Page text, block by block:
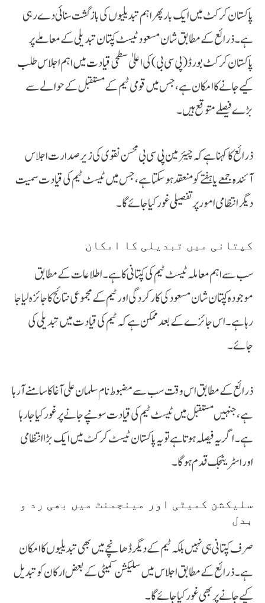
پاکستان کرکٹ میں ایک بار پھر اہم تبدیلیوں کی بازگشت سنائی دے رہی
ہے۔ ذرائع کے مطابق شان مسعود ٹیسٹ کپتان تبدیلی کے معاملے پر
پاکستان کرکٹ بورڈ (پی سی بی) کی اعلیٰ سطحی قیادت میں اہم اجلاس طلب
کیے جانے کا امکان ہے، جس میں قومی ٹیم کے مستقبل کے حوالے سے
بڑے فیصلے متوقع ہیں۔
ذرائع کا کہنا ہے کہ چیئرمین پی سی بی محسن نقوی کی زیر صدارت اجلاس
آئندہ جمعے یا ہفتے کو منعقد ہو سکتا ہے، جس میں ٹیسٹ ٹیم کی قیادت سمیت
دیگر انتظامی امور پر تفصیلی غور کیا جائے گا۔
کپتانی میں تبدیلی کا امکان
سب سے اہم معاملہ ٹیسٹ ٹیم کی کپتانی کا ہے۔ اطلاعات کے مطابق
موجودہ کپتان شان مسعود کی کارکردگی اور ٹیم کے مجموعی نتائج کا جائزہ لیا جا
رہا ہے۔ اس جائزے کے بعد ممکن ہے کہ ٹیم کی قیادت میں تبدیلی کی
جائے۔
ذرائع کے مطابق اس وقت سب سے مضبوط نام سلمان علی آغا کا سامنے آ رہا
ہے، جنہیں مستقبل میں ٹیسٹ ٹیم کی قیادت سونپے جانے پر غور کیا جا رہا
ہے۔ اگر یہ فیصلہ ہوتا ہے تو یہ پاکستان ٹیسٹ کرکٹ میں ایک بڑا انتظامی
اور اسٹریٹجک قدم ہوگا۔
سلیکشن کمیٹی اور مینجمنٹ میں بھی رد و
بدل
صرف کپتانی ہی نہیں بلکہ ٹیم کے دیگر ڈھانچے میں بھی تبدیلیوں کا امکان
ہے۔ ذرائع کے مطابق اجلاس میں سلیکشن کمیٹی کے بعض ارکان کو تبدیل
کیے جانے پر بھی غور کیا جائے گا۔